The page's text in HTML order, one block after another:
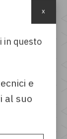
in questo
e
al suo
x